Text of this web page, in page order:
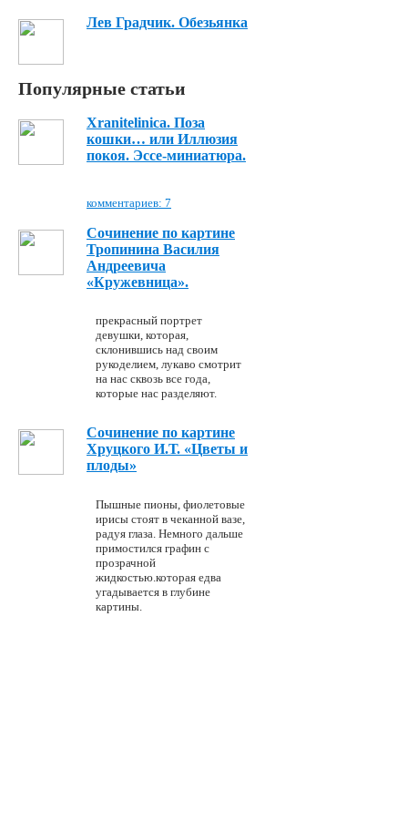
Лев Градчик. Обезьянка
Популярные статьи
Xranitelinica. Поза
кошки… или Иллюзия
покоя. Эссе-миниатюра.
комментариев: 7
Сочинение по картине
Тропинина Василия
Андреевича
«Кружевница».
прекрасный портрет
девушки, которая,
склонившись над своим
рукоделием, лукаво смотрит
на нас сквозь все года,
которые нас разделяют.
Сочинение по картине
Хруцкого И.Т. «Цветы и
плоды»
Пышные пионы, фиолетовые
ирисы стоят в чеканной вазе,
радуя глаза. Немного дальше
примостился графин с
прозрачной
жидкостью.которая едва
угадывается в глубине
картины.